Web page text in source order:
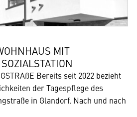
MIT
Bereits seit 2022 bezieht
der Tagespflege des
in Glandorf. Nach und nach